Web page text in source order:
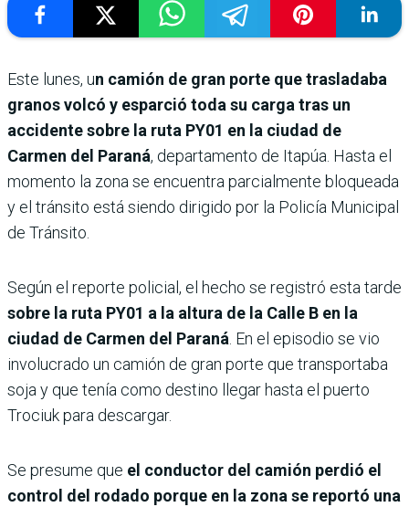
Este lunes, un camión de gran porte que trasladaba
granos volcó y esparció toda su carga tras un
accidente sobre la ruta PY01 en la ciudad de
Carmen del Paraná, departamento de Itapúa. Hasta el
momento la zona se encuentra parcialmente bloqueada
y el tránsito está siendo dirigido por la Policía Municipal
de Tránsito.
Según el reporte policial, el hecho se registró esta tarde
sobre la ruta PY01 a la altura de la Calle B en la
ciudad de Carmen del Paraná . En el episodio se vio
involucrado un camión de gran porte que transportaba
soja y que tenía como destino llegar hasta el puerto
Trociuk para descargar.
Se presume que el conductor del camión perdió el
control del rodado porque en la zona se reportó una